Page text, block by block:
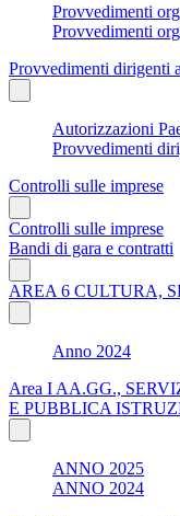
Provvedimenti
Provvedimenti
Provvedimenti dirigenti
Autorizzazioni
Provvedimenti
Controlli sulle imprese
Controlli sulle imprese
Bandi di gara e contratti
AREA 6 CULTURA,
Anno 2024
Area I AA.GG.,
E PUBBLICA
ANNO 2025
ANNO 2024